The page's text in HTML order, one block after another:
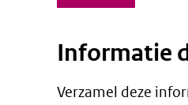
Informatie
Verzamel deze